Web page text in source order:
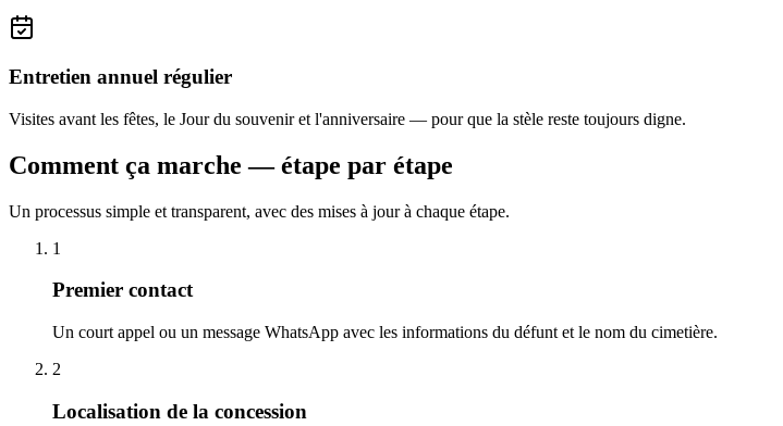
Entretien annuel régulier
Visites avant les fêtes, le Jour du souvenir et l'anniversaire — pour que la stèle reste toujours digne.
Comment ça marche — étape par étape
Un processus simple et transparent, avec des mises à jour à chaque étape.
1
Premier contact
Un court appel ou un message WhatsApp avec les informations du défunt et le nom du cimetière.
2
Localisation de la concession